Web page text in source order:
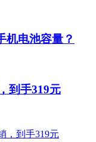
机电池容量？
到手319元